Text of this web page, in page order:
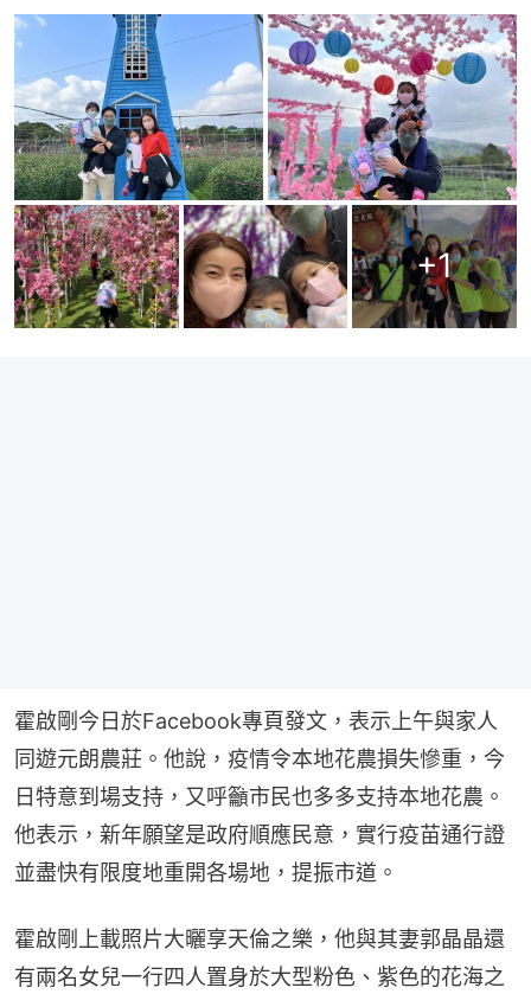
+1
霍啟剛今日於Facebook專頁發文，表示上午與家人
同遊元朗農莊。他說，疫情令本地花農損失慘重，今
日特意到場支持，又呼籲市民也多多支持本地花農。
他表示，新年願望是政府順應民意，實行疫苗通行證
並盡快有限度地重開各場地，提振市道。
霍啟剛上載照片大曬享天倫之樂，他與其妻郭晶晶還
有兩名女兒一行四人置身於大型粉色、紫色的花海之